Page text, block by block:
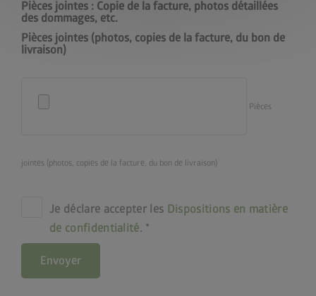
Pièces jointes : Copie de la facture, photos détaillées
des dommages, etc.
Pièces jointes (photos, copies de la facture, du bon de
livraison)
Pièces
jointes (photos, copies de la facture, du bon de livraison)
Je déclare accepter les Dispositions en matière
de confidentialité.
Envoyer